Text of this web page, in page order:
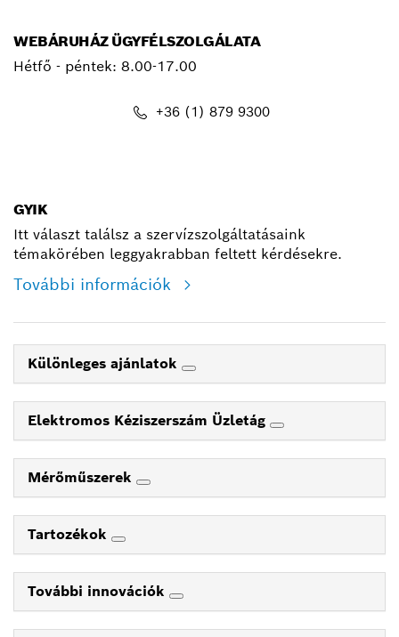
WEBÁRUHÁZ ÜGYFÉLSZOLGÁLATA
Hétfő - péntek: 8.00-17.00
+36 (1) 879 9300
GYIK
Itt választ találsz a szervízszolgáltatásaink
témakörében leggyakrabban feltett kérdésekre.
További információk
Különleges ajánlatok
Elektromos Kéziszerszám Üzletág
Mérőműszerek
Tartozékok
További innovációk